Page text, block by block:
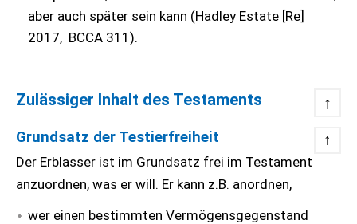
aber auch später sein kann (Hadley Estate [Re]
2017, BCCA 311).
Zulässiger Inhalt des Testaments ↑
Grundsatz der Testierfreiheit ↑
Der Erblasser ist im Grundsatz frei im Testament
anzuordnen, was er will. Er kann z.B. anordnen,
wer einen bestimmten Vermögensgegenstand